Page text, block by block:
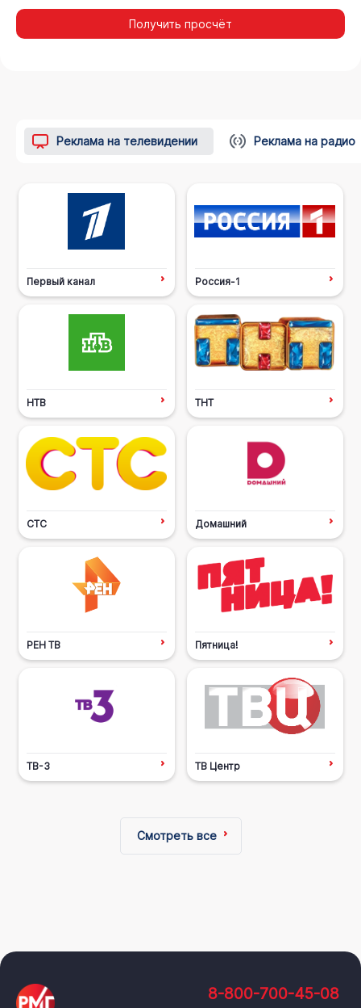
Получить просчёт
Реклама на телевидении Реклама на радио
Первый канал Россия-1
НТВ ТНТ
СТС Домашний
РЕН ТВ Пятница!
ТВ-3 ТВ Центр
Смотреть все
8-800-700-45-08